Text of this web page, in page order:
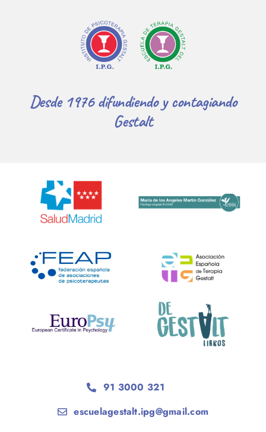
Desde 1976 difundiendo y contagiando
Gestalt
91 3000 321
escuelagestalt.ipg@gmail.com